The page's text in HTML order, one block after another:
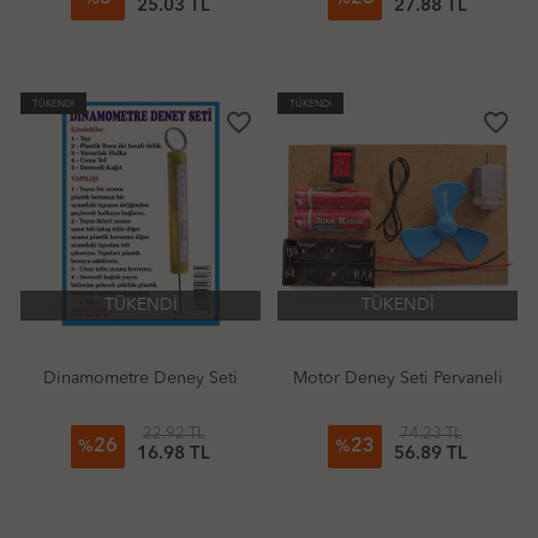
25.03 TL 27.88 TL
TÜKENDİ
favorite_border
TÜKENDİ
Dinamometre Deney Seti
%26
22.92 TL
16.98 TL
TÜKENDİ
favorite_border
TÜKENDİ
Motor Deney Seti Pervaneli
%23
74.23 TL
56.89 TL